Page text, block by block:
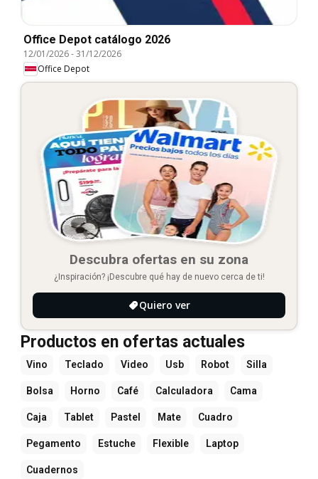
Office Depot catálogo 2026
12/01/2026-31/12/2026
Office Depot
Descubra ofertas en su zona
¿Inspiración? ¡Descubre qué hay de nuevo cerca de ti!
Quiero ver
Productos en ofertas actuales
Vino Teclado Video Usb Robot Silla
Bolsa Horno Café Calculadora Cama
Caja Tablet Pastel Mate Cuadro
Pegamento Estuche Flexible Laptop
Cuadernos